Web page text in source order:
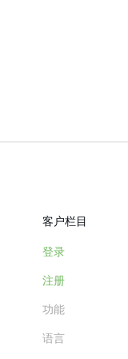
客户栏目
登录
注册
功能
语言